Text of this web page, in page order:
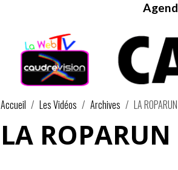
Accueil Les Vidéos Archives LA
LA